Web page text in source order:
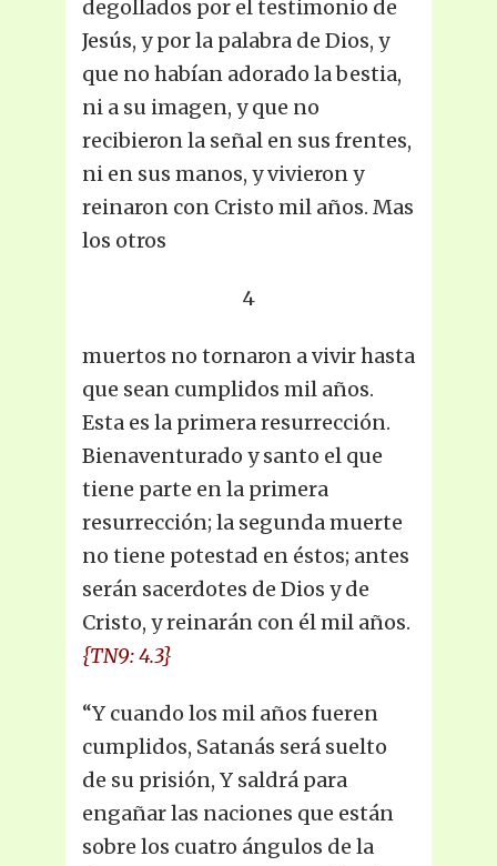
degollados por el testimonio de
Jesús, y por la palabra de Dios, y
que no habían adorado la bestia,
ni a su imagen, y que no
recibieron la señal en sus frentes,
ni en sus manos, y vivieron y
reinaron con Cristo mil años. Mas
los otros
4
muertos no tornaron a vivir hasta
que sean cumplidos mil años.
Esta es la primera resurrección.
Bienaventurado y santo el que
tiene parte en la primera
resurrección; la segunda muerte
no tiene potestad en éstos; antes
serán sacerdotes de Dios y de
Cristo, y reinarán con él mil años.
{TN9: 4.3}
“Y cuando los mil años fueren
cumplidos, Satanás será suelto
de su prisión, Y saldrá para
engañar las naciones que están
sobre los cuatro ángulos de la